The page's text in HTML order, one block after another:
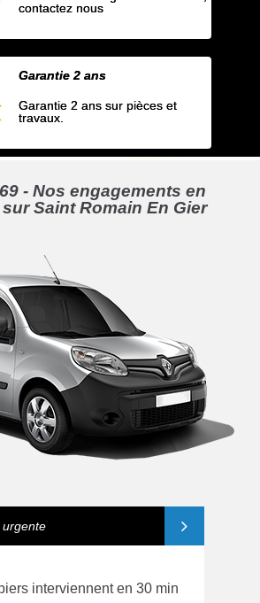
contactez nous
Garantie 2 ans
Garantie 2 ans sur pièces et
travaux.
- Nos engagements en
Saint Romain En Gier
interviennent en 30 min